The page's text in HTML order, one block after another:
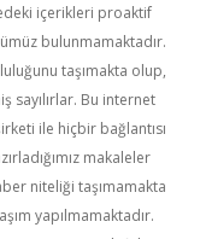
içerikleri proaktif
bulunmamaktadır.
taşımakta olup,
sayılırlar. Bu internet
ile hiçbir bağlantısı
makaleler
niteliği taşımamakta
yapılmamaktadır.